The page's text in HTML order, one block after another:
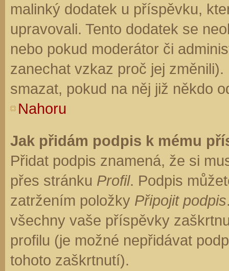
malinký dodatek u příspěvku,
upravovali. Tento dodatek se
nebo pokud moderátor či
zanechat vzkaz proč jej
smazat, pokud na něj již někdo
Nahoru
Jak přidám podpis k mému
Přidat podpis znamená, že si
přes stránku Profil. Podpis
zatržením položky Připojit podpis
všechny vaše příspěvky
profilu (je možné nepřidávat
tohoto zaškrtnutí).